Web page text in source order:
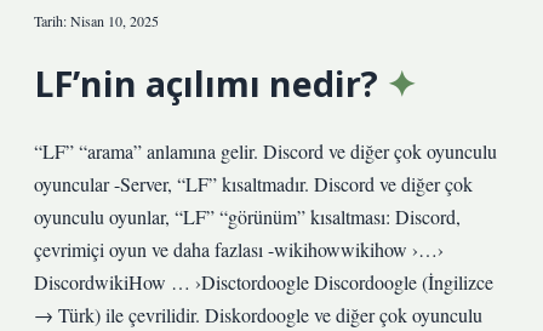
Tarih: Nisan 10, 2025
LF’nin açılımı nedir?
“LF” “arama” anlamına gelir. Discord ve diğer çok oyunculu
oyuncular -Server, “LF” kısaltmadır. Discord ve diğer çok
oyunculu oyunlar, “LF” “görünüm” kısaltması: Discord,
çevrimiçi oyun ve daha fazlası -wikihowwikihow ›…›
DiscordwikiHow … ›Disctordoogle Discordoogle (İngilizce
→ Türk) ile çevrilidir. Diskordoogle ve diğer çok oyunculu